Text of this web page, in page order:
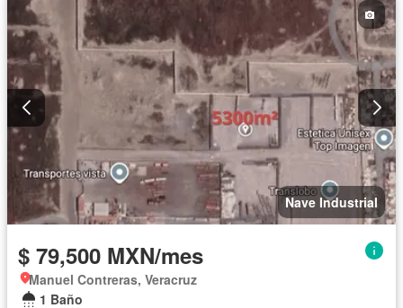
Nave Industrial
$ 79,500 MXN/mes
Manuel Contreras, Veracruz
1 Baño